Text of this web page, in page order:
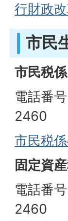
行財政
市民
市民税係
電話番
2460
市民税
固定資
電話番
2460